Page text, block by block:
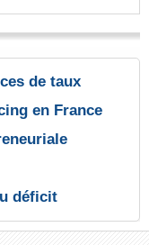
de taux
en France
déficit